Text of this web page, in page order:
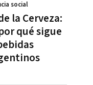
la Cerveza:
qué sigue
social